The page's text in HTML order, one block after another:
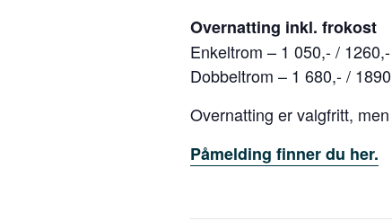
Overnatting inkl. frokost
Enkeltrom – 1 050,- / 1260,-
Dobbeltrom – 1 680,- /
Overnatting er valgfritt,
Påmelding finner du her.